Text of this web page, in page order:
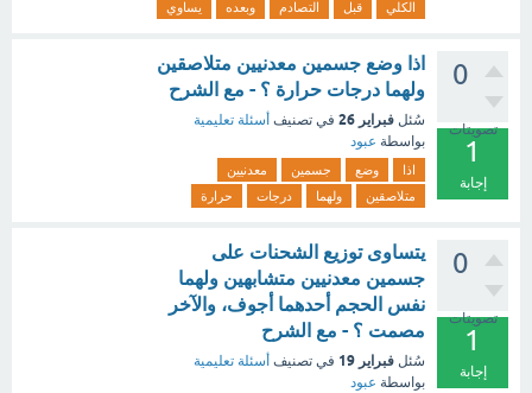
الكلي
قبل التصادم وبعده يساوي
0
تصويتات
1
إجابة
اذا وضع جسمين معدنيين متلاصقين
ولهما درجات حرارة ؟ - مع الشرح
سُئل فبراير 26 في تصنيف أسئلة تعليمية
بواسطة عبود
اذا وضع جسمين
معدنيين
متلاصقين
ولهما درجات حرارة
0
تصويتات
1
إجابة
يتساوى توزيع الشحنات على
جسمين معدنيين متشابهين ولهما
نفس الحجم أحدهما أجوف، والآخر
مصمت ؟ - مع الشرح
سُئل فبراير 19 في تصنيف أسئلة تعليمية
بواسطة عبود